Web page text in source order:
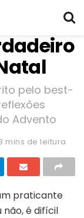
pelo best-
Advento
mins de leitura
praticante
não, é difícil